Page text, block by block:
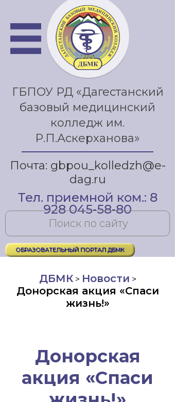
ГБПОУ РД «Дагестанский
базовый медицинский
колледж им.
Р.П.Аскерханова»
Почта: gbpou_kolledzh@e-
dag.ru
Тел. приемной ком.: 8
928 045-58-80
ОБРАЗОВАТЕЛЬНЫЙ ПОРТАЛ ДБМК
ДБМК> Новости >
Донорская акция «Спаси
жизнь!»
Донорская
акция «Спаси